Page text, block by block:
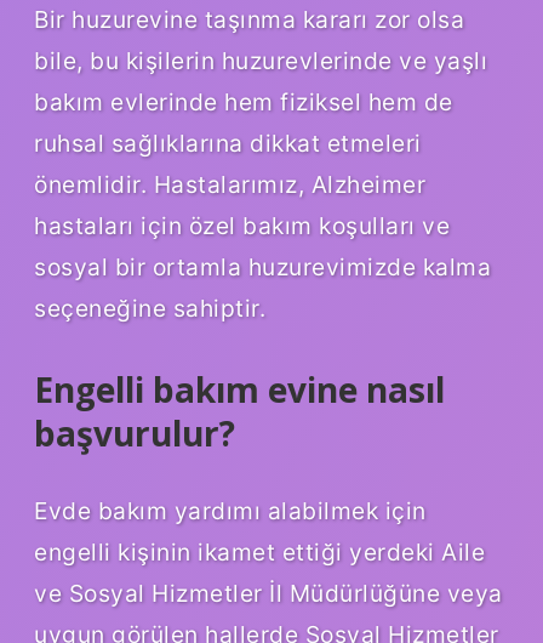
Bir huzurevine taşınma kararı zor olsa
bile, bu kişilerin huzurevlerinde ve yaşlı
bakım evlerinde hem fiziksel hem de
ruhsal sağlıklarına dikkat etmeleri
önemlidir. Hastalarımız, Alzheimer
hastaları için özel bakım koşulları ve
sosyal bir ortamla huzurevimizde kalma
seçeneğine sahiptir.
Engelli bakım evine nasıl
başvurulur?
Evde bakım yardımı alabilmek için
engelli kişinin ikamet ettiği yerdeki Aile
ve Sosyal Hizmetler İl Müdürlüğüne veya
uygun görülen hallerde Sosyal Hizmetler